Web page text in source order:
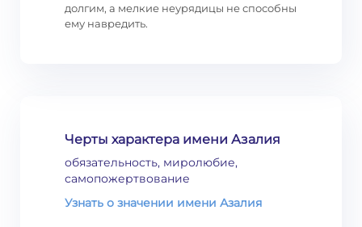
долгим, а мелкие неурядицы не способны
ему навредить.
Черты характера имени Азалия
обязательность, миролюбие,
самопожертвование
Узнать о значении имени Азалия